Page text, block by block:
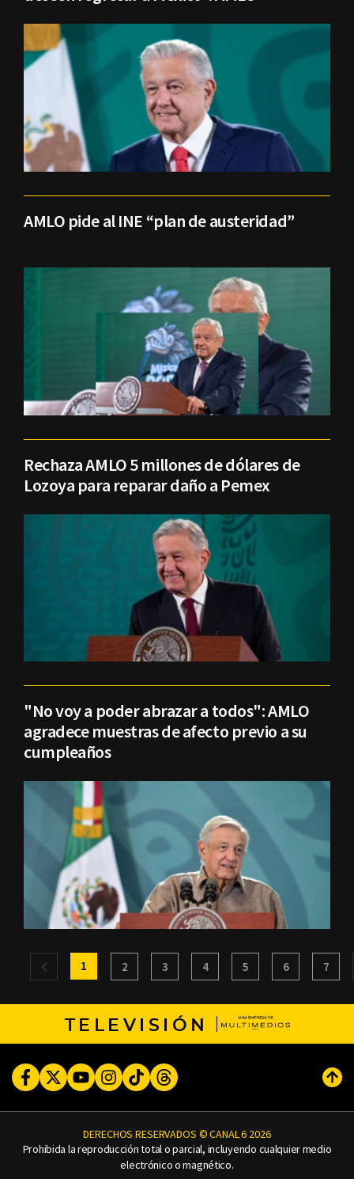
AMLO pide al INE “plan de austeridad”
Rechaza AMLO 5 millones de dólares de
Lozoya para reparar daño a Pemex
"No voy a poder abrazar a todos": AMLO
agradece muestras de afecto previo a su
cumpleaños
1 2 3 4 5 6 7
TELEVISIÓN
FacebookTwitterYoutubeInstagram
TikTokThreads
DERECHOS RESERVADOS © CANAL 6 2026
Prohibida la reproducción total o parcial, incluyendo cualquier medio
electrónico o magnético.